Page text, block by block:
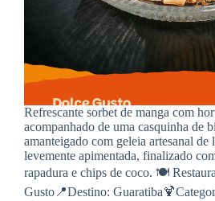
Refrescante sorbet de manga com
acompanhado de uma casquinha de
amanteigado com geleia artesanal de
levemente apimentada, finalizado
rapadura e chips de coco. 🍽️
Gusto📍Destino: